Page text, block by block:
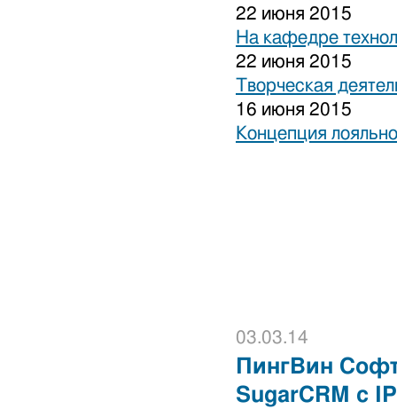
22 июня 2015
На кафедре
22 июня 2015
Творческая
16 июня 2015
Концепция
03.03.14
ПингВин
SugarCRM с